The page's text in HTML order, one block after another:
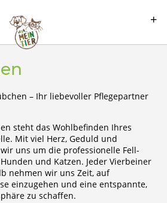
+
– Ihr liebevoller Pflegepartner
steht das Wohlbefinden Ihres
Mit viel Herz, Geduld und
uns um die professionelle Fell-
und Katzen. Jeder Vierbeiner
nehmen wir uns Zeit, auf
einzugehen und eine entspannte,
zu schaffen.